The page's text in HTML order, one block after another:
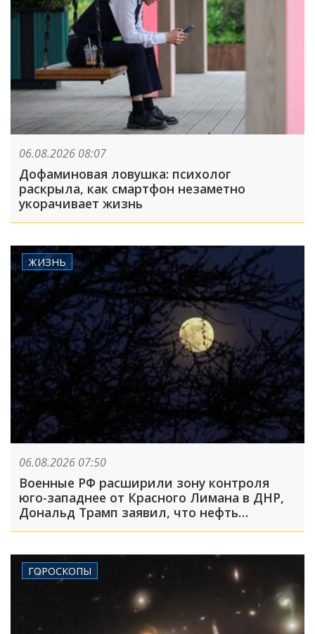
06.08.2026 08:07
Дофаминовая ловушка: психолог
раскрыла, как смартфон незаметно
укорачивает жизнь
ЖИЗНЬ
06.08.2026 07:50
Военные РФ расширили зону контроля
юго-западнее от Красного Лимана в ДНР,
Дональд Трамп заявил, что нефть
ГОРОСКОПЫ